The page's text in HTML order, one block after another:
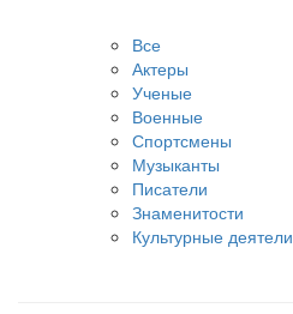
Все
Актеры
Ученые
Военные
Спортсмены
Музыканты
Писатели
Знаменитости
Культурные деятели